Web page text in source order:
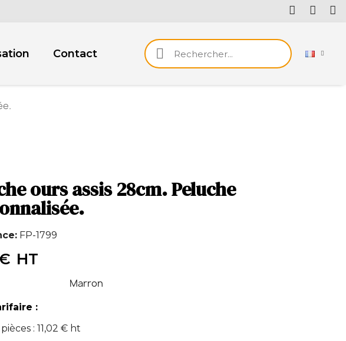
Contact
ours assis 28cm. Peluche
FP-1799
HT
Marron
:
: 11,02 € ht